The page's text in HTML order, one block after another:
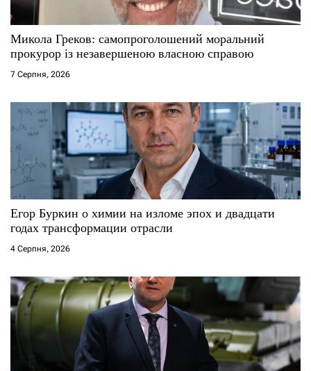
и
с
і
в
Микола Греков: самопроголошений моральний
прокурор із незавершеною власною справою
7 Серпня, 2026
Егор Буркин о химии на изломе эпох и двадцати
годах трансформации отрасли
4 Серпня, 2026